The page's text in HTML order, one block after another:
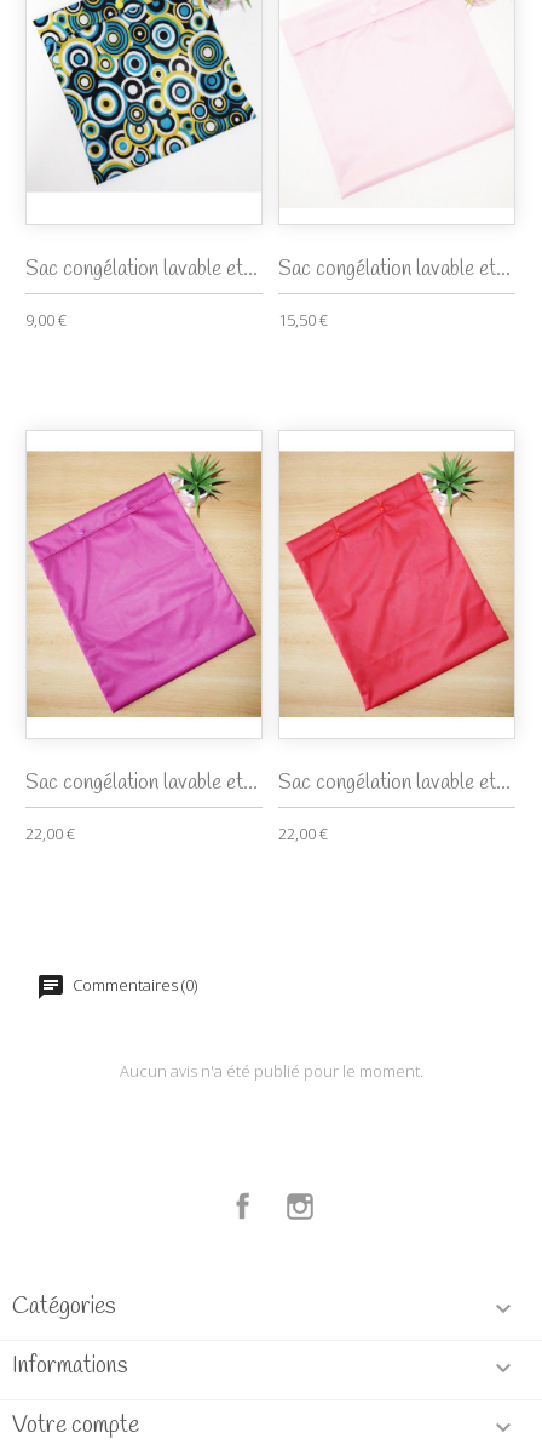
Sac congélation lavable et...
9,00 €
Sac congélation lavable et...
15,50 €
Sac congélation lavable et...
22,00 €
Sac congélation lavable et...
22,00 €
Commentaires (0)
Aucun avis n'a été publié pour le moment.
Facebook
Catégories 
Informations 
Votre compte 